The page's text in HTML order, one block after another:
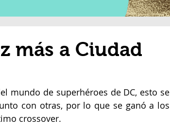
más a Ciudad
mundo de superhéroes de DC, esto se
con otras, por lo que se ganó a los
crossover.